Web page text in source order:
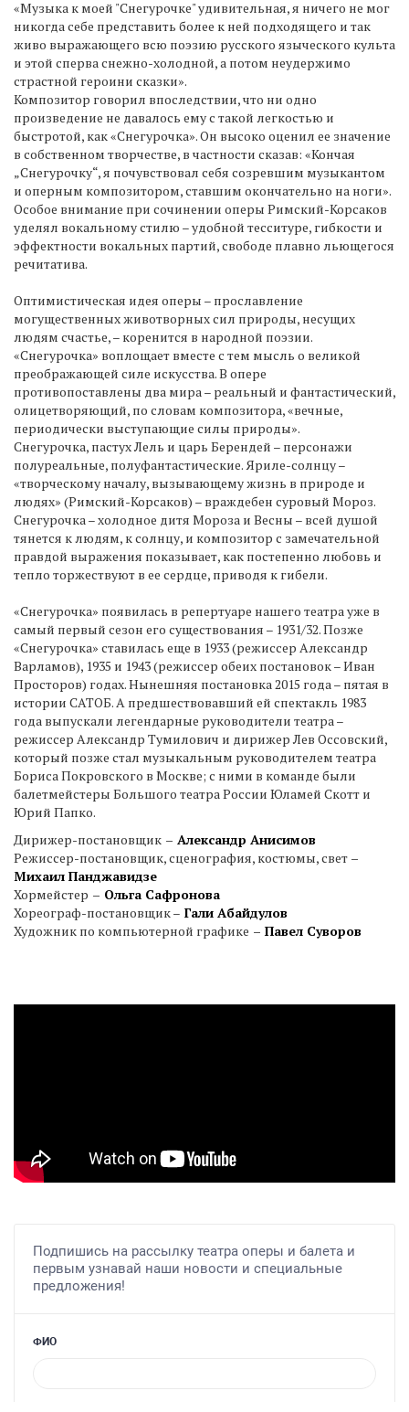
«Музыка к моей "Снегурочке" удивительная, я ничего не мог
никогда себе представить более к ней подходящего и так
живо выражающего всю поэзию русского языческого культа
и этой сперва снежно-холодной, а потом неудержимо
страстной героини сказки».
Композитор говорил впоследствии, что ни одно
произведение не давалось ему с такой легкостью и
быстротой, как «Снегурочка». Он высоко оценил ее значение
в собственном творчестве, в частности сказав: «Кончая
„Снегурочку“, я почувствовал себя созревшим музыкантом
и оперным композитором, ставшим окончательно на ноги».
Особое внимание при сочинении оперы Римский-Корсаков
уделял вокальному стилю – удобной тесситуре, гибкости и
эффектности вокальных партий, свободе плавно льющегося
речитатива.
Оптимистическая идея оперы – прославление
могущественных животворных сил природы, несущих
людям счастье, – коренится в народной поэзии.
«Снегурочка» воплощает вместе с тем мысль о великой
преображающей силе искусства. В опере
противопоставлены два мира – реальный и фантастический,
олицетворяющий, по словам композитора, «вечные,
периодически выступающие силы природы».
Снегурочка, пастух Лель и царь Берендей – персонажи
полуреальные, полуфантастические. Яриле-солнцу –
«творческому началу, вызывающему жизнь в природе и
людях» (Римский-Корсаков) – враждебен суровый Мороз.
Снегурочка – холодное дитя Мороза и Весны – всей душой
тянется к людям, к солнцу, и композитор с замечательной
правдой выражения показывает, как постепенно любовь и
тепло торжествуют в ее сердце, приводя к гибели.
«Снегурочка» появилась в репертуаре нашего театра уже в
самый первый сезон его существования – 1931/32. Позже
«Снегурочка» ставилась еще в 1933 (режиссер Александр
Варламов), 1935 и 1943 (режиссер обеих постановок – Иван
Просторов) годах. Нынешняя постановка 2015 года – пятая в
истории САТОБ. А предшествовавший ей спектакль 1983
года выпускали легендарные руководители театра –
режиссер Александр Тумилович и дирижер Лев Оссовский,
который позже стал музыкальным руководителем театра
Бориса Покровского в Москве; с ними в команде были
балетмейстеры Большого театра России Юламей Скотт и
Юрий Папко.
Дирижер-постановщик – Александр Анисимов
Режиссер-постановщик, сценография, костюмы, свет –
Михаил Панджавидзе
Хормейстер – Ольга Сафронова
Хореограф-постановщик – Гали Абайдулов
Художник по компьютерной графике – Павел Суворов